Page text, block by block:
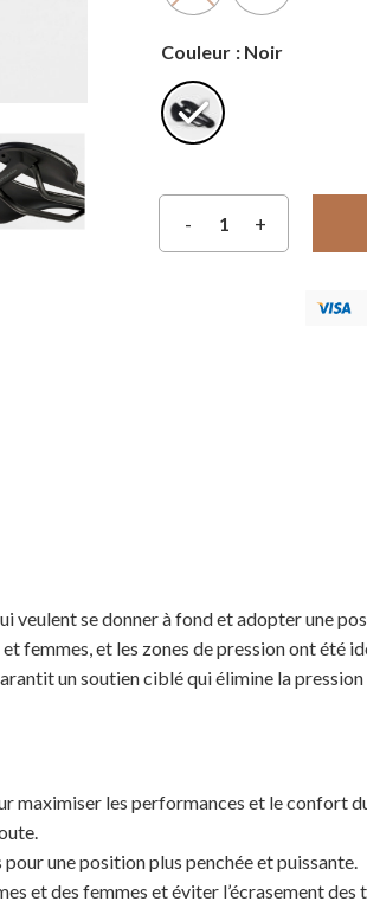
Couleur : Noir
se donner à fond et adopter une
femmes, et les zones de pression ont été
un soutien ciblé qui élimine la
maximiser les performances et le confort
une position plus penchée et puissante.
et des femmes et éviter l’écrasement des